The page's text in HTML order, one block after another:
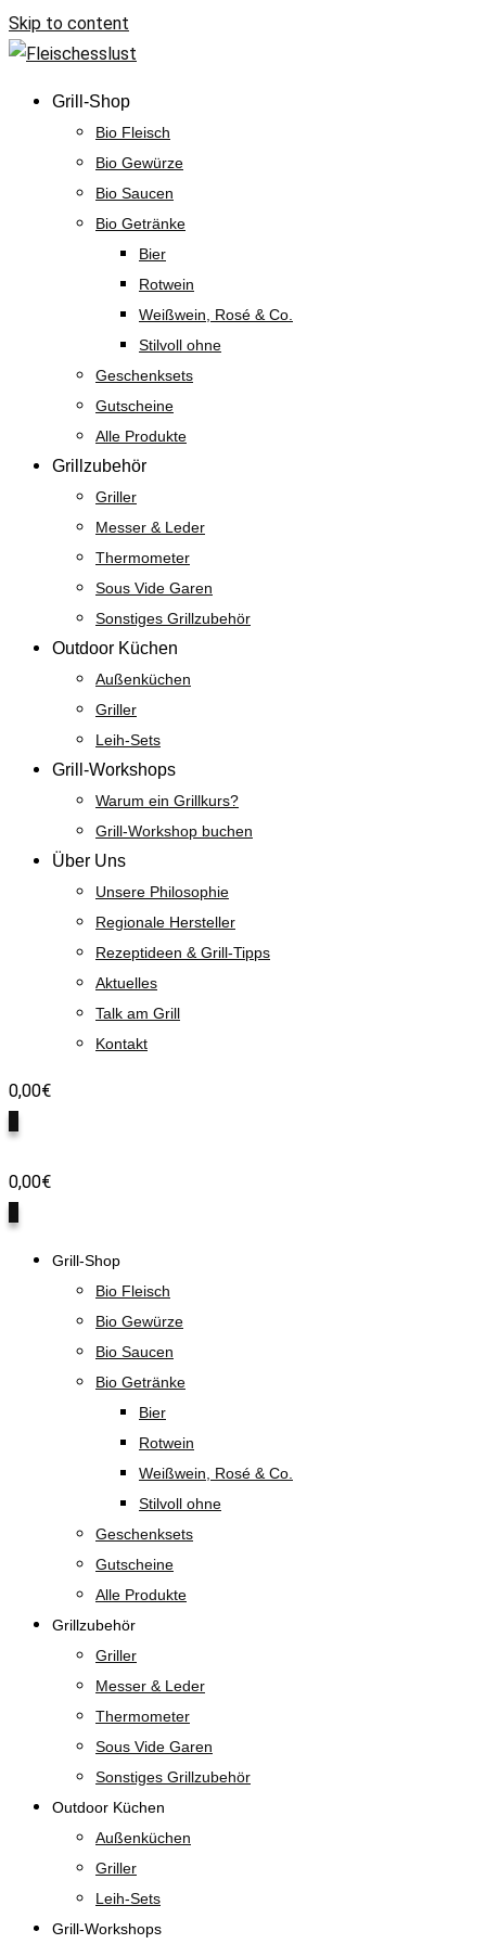
Skip to content
Grill-Shop
Bio Fleisch
Bio Gewürze
Bio Saucen
Bio Getränke
Bier
Rotwein
Weißwein, Rosé & Co.
Stilvoll ohne
Geschenksets
Gutscheine
Alle Produkte
Grillzubehör
Griller
Messer & Leder
Thermometer
Sous Vide Garen
Sonstiges Grillzubehör
Outdoor Küchen
Außenküchen
Griller
Leih-Sets
Grill-Workshops
Warum ein Grillkurs?
Grill-Workshop buchen
Über Uns
Unsere Philosophie
Regionale Hersteller
Rezeptideen & Grill-Tipps
Aktuelles
Talk am Grill
Kontakt
0,00€
0,00€
Grill-Shop
Bio Fleisch
Bio Gewürze
Bio Saucen
Bio Getränke
Bier
Rotwein
Weißwein, Rosé & Co.
Stilvoll ohne
Geschenksets
Gutscheine
Alle Produkte
Grillzubehör
Griller
Messer & Leder
Thermometer
Sous Vide Garen
Sonstiges Grillzubehör
Outdoor Küchen
Außenküchen
Griller
Leih-Sets
Grill-Workshops